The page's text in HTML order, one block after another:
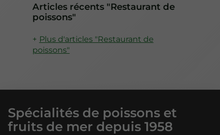
Articles récents "Restaurant de
poissons"
Plus d'articles "Restaurant de
poissons"
Spécialités de poissons et
fruits de mer depuis 1958